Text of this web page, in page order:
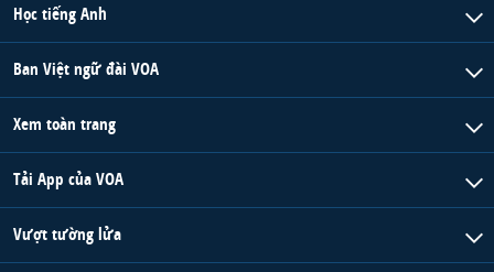
Học tiếng Anh
Ban Việt ngữ đài VOA
Xem toàn trang
Tải App của VOA
Vượt tường lửa